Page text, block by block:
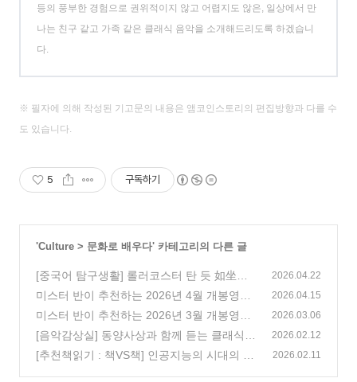
등의 풍부한 경험으로 권위적이지 않고 어렵지도 않은, 일상에서 만
나는 친구 같고 가족 같은 클래식 음악을 소개해드리도록 하겠습니
다.
※ 필자에 의해 작성된 기고문의 내용은 앰코인스토리의 편집방향과 다를 수
도 있습니다.
5 구독하기
'Culture > 문화로 배우다' 카테고리의 다른 글
[중국어 탐구생활] 롤러코스터 탄 듯 如坐过
山车
(0)
2026.04.22
미스터 반이 추천하는 2026년 4월 개봉영화
(132)
2026.04.15
미스터 반이 추천하는 2026년 3월 개봉영화
(114)
2026.03.06
[음악감상실] 동양사상과 함께 듣는 클래식,
맹자 편
(1)
2026.02.12
[추천책읽기 : 책VS책] 인공지능의 시대의 인
2026.02.11